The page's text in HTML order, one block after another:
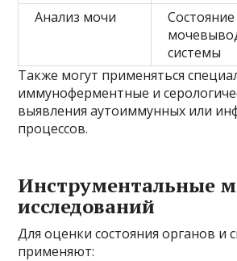
Анализ мочи
системы
Также могут применяться
иммуноферментные и
выявления аутоиммунных или
процессов.
Инструментальные
исследований
Для оценки состояния органов и
применяют: